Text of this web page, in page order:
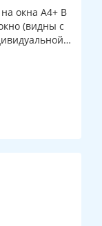
окна А4+ В
(видны с
клапаном)